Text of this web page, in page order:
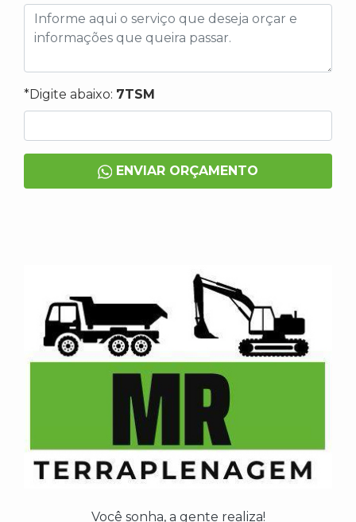
*Digite abaixo: 7TSM
ENVIAR ORÇAMENTO
Você sonha, a gente realiza!